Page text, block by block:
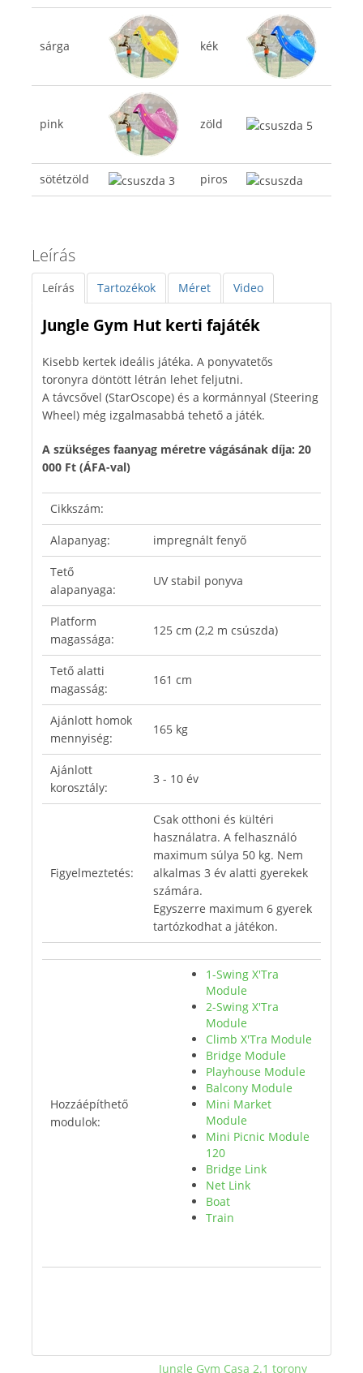
sárga kék
pink zöld
sötétzöld piros
Leírás
Leírás Tartozékok Méret Video
Jungle Gym Hut kerti fajáték
Kisebb kertek ideális játéka. A ponyvatetős
toronyra döntött létrán lehet feljutni.
A távcsővel (StarOscope) és a kormánnyal (Steering
Wheel) még izgalmasabbá tehető a játék.
A szükséges faanyag méretre vágásának díja: 20
000 Ft (ÁFA-val)
Cikkszám:
Alapanyag: impregnált fenyő
Tető
alapanyaga:
UV stabil ponyva
Platform
magassága:
125 cm (2,2 m csúszda)
Tető alatti
magasság:
161 cm
Ajánlott homok
mennyiség:
165 kg
Ajánlott
korosztály:
3 - 10 év
Figyelmeztetés:
Csak otthoni és kültéri
használatra. A felhasználó
maximum súlya 50 kg. Nem
alkalmas 3 év alatti gyerekek
számára.
Egyszerre maximum 6 gyerek
tartózkodhat a játékon.
Hozzáépíthető
modulok:
1-Swing X'Tra
Module
2-Swing X'Tra
Module
Climb X'Tra Module
Bridge Module
Playhouse Module
Balcony Module
Mini Market
Module
Mini Picnic Module
120
Bridge Link
Net Link
Boat
Train
Jungle Gym Casa 2.1 torony